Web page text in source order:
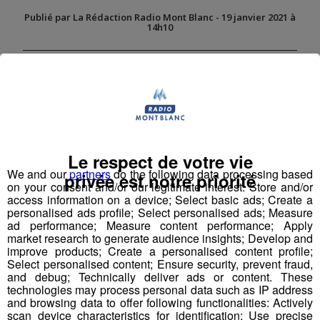
Publié par La Rédaction Radio Mont Blanc - 19 janvier 2021 à
14h10
We and ourpartnersdo the following data processing based
on your consent and/or our legitimate interest: Store and/or
access information on a device; Select basic ads; Create a
personalised ads profile; Select personalised ads; Measure
ad performance; Measure content performance; Apply
market research to generate audience insights; Develop and
improve products; Create a personalised content profile;
Select personalised content; Ensure security, prevent fraud,
and debug; Technically deliver ads or content. These
technologies may process personal data such as IP address
and browsing data to offer following functionalities: Actively
scan device characteristics for identification; Use precise
Le respect de votre vie
privée est notre priorité